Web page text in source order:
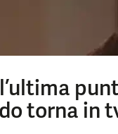
torna in